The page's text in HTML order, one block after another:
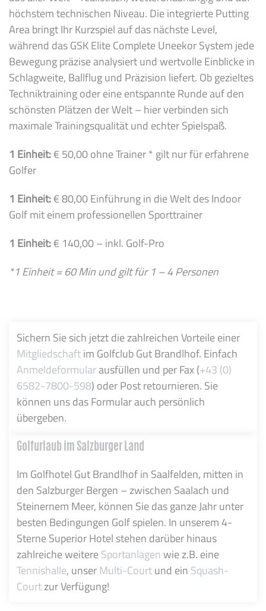
höchstem technischen Niveau. Die integrierte Putting
Area bringt Ihr Kurzspiel auf das nächste Level,
während das GSK Elite Complete Uneekor System jede
Bewegung präzise analysiert und wertvolle Einblicke in
Schlagweite, Ballflug und Präzision liefert. Ob gezieltes
Techniktraining oder eine entspannte Runde auf den
schönsten Plätzen der Welt – hier verbinden sich
maximale Trainingsqualität und echter Spielspaß.
1 Einheit:€ 50,00 ohne Trainer * gilt nur für erfahrene
Golfer
1 Einheit:€ 80,00 Einführung in die Welt des Indoor
Golf mit einem professionellen Sporttrainer
1 Einheit:€ 140,00 – inkl. Golf-Pro
*1 Einheit = 60 Min und gilt für 1 – 4 Personen
Sichern Sie sich jetzt die zahlreichen Vorteile einer
Mitgliedschaftim Golfclub Gut Brandlhof. Einfach
Anmeldeformularausfüllen und per Fax (+43 (0)
6582-7800-598) oder Post retournieren. Sie
können uns das Formular auch persönlich
übergeben.
Golfurlaub im Salzburger Land
Im Golfhotel Gut Brandlhof in Saalfelden, mitten in
den Salzburger Bergen – zwischen Saalach und
Steinernem Meer, können Sie das ganze Jahr unter
besten Bedingungen Golf spielen. In unserem 4-
Sterne Superior Hotel stehen darüber hinaus
zahlreiche weitereSportanlagenwie z.B. eine
Tennishalle, unserMulti-Courtund ein Squash-
Courtzur Verfügung!